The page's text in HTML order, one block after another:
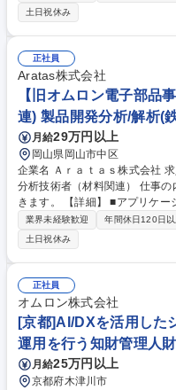
スの改善・自動化・標準化 （歩
新規工法の試作評価および量産
ーバル生産技術展開 ■工法開発
評価 募集職種 【旧オムロン電子部品事業部/岡山】新工法確立 (ローコス
トガス封止工法)
土日祝休み
正社員
Aratas株式会社
【旧オムロン電子部品
連) 製品開発分析/解析(
月給29万円以上
岡山県岡山市中区
企業名 Ａｒａｔａｓ株式会社 求人名 【旧オムロン電子部品事業部/岡山】
分析技術者（材料関連） 仕事の内容 材料関連の分析評価を担っていただ
きます。 【詳細】 ■アプリケーションニーズから商品に求める性能要件を
定義 ■性能要件を満たす材料物
発 ■性能や物性を裏付ける材料
■海外拠点含めた関連部門や改善実
【旧オムロン電子部品事業部/
業界未経験歓迎 年間休日120日以
土日祝休み
正社員
オムロン株式会社
[京都]AI/DXを活用した
運用を行う知財管理人
月給25万円以上
京都府木津川市